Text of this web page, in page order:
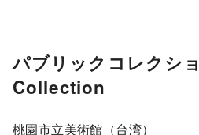
パブリックコレクシ
Collection
桃園市立美術館（台湾）